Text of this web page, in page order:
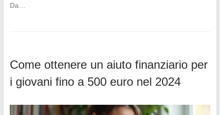
Da…
Come ottenere un aiuto finanziario per
i giovani fino a 500 euro nel 2024